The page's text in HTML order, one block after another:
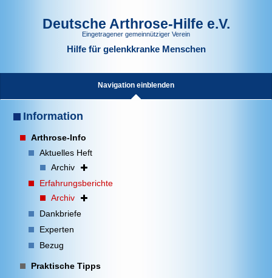
Deutsche Arthrose-Hilfe e.V.
Eingetragener gemeinnütziger Verein
Hilfe für gelenkkranke Menschen
Navigation einblenden
Information
Arthrose-Info
Aktuelles Heft
Archiv
Erfahrungsberichte
Archiv
Dankbriefe
Experten
Bezug
Praktische Tipps